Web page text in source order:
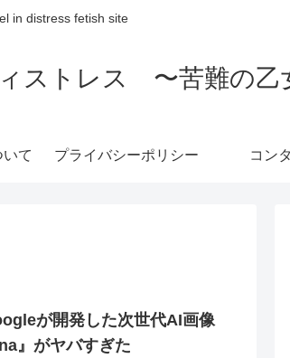
in distress fetish site
ストレス 〜苦難の乙
て プライバシーポリシー コン
が開発した次世代AI画像
』がヤバすぎた